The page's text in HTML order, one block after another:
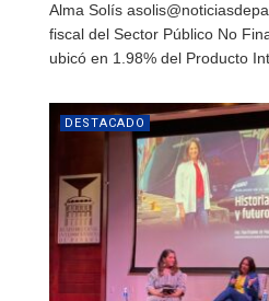
Alma Solís
fiscal del Sector Público No
ubicó en 1.98% del Producto
DESTACADO